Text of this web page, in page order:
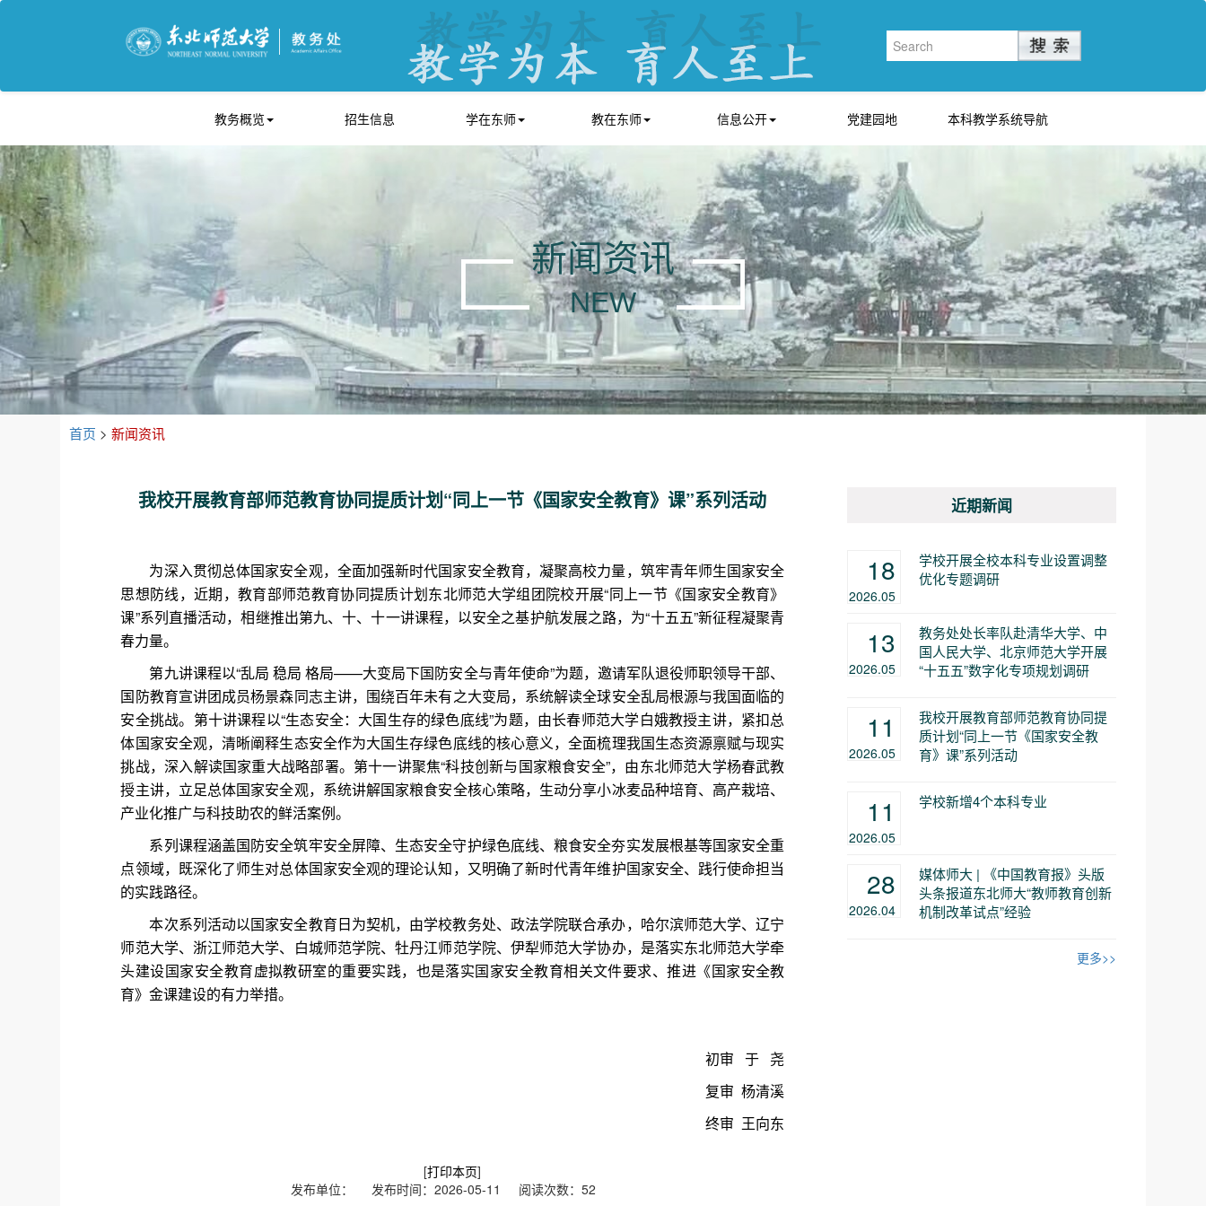
教务概览 招生信息 学在东师 教在东师 信息公开 党建园地 本科教学系统导航
新闻资讯
NEW
首页 > 新闻资讯
我校开展教育部师范教育协同提质计划“同上一节《国家安全教育》课”系列活动
为深入贯彻总体国家安全观，全面加强新时代国家安全教育，凝聚高校力量，筑牢青年师生国家安全
思想防线，近期，教育部师范教育协同提质计划东北师范大学组团院校开展“同上一节《国家安全教育》
课”系列直播活动，相继推出第九、十、十一讲课程，以安全之基护航发展之路，为“十五五”新征程凝聚青
春力量。
第九讲课程以“乱局 稳局 格局——大变局下国防安全与青年使命”为题，邀请军队退役师职领导干部、
国防教育宣讲团成员杨景森同志主讲，围绕百年未有之大变局，系统解读全球安全乱局根源与我国面临的
安全挑战。第十讲课程以“生态安全：大国生存的绿色底线”为题，由长春师范大学白娥教授主讲，紧扣总
体国家安全观，清晰阐释生态安全作为大国生存绿色底线的核心意义，全面梳理我国生态资源禀赋与现实
挑战，深入解读国家重大战略部署。第十一讲聚焦“科技创新与国家粮食安全”，由东北师范大学杨春武教
授主讲，立足总体国家安全观，系统讲解国家粮食安全核心策略，生动分享小冰麦品种培育、高产栽培、
产业化推广与科技助农的鲜活案例。
系列课程涵盖国防安全筑牢安全屏障、生态安全守护绿色底线、粮食安全夯实发展根基等国家安全重
点领域，既深化了师生对总体国家安全观的理论认知，又明确了新时代青年维护国家安全、践行使命担当
的实践路径。
本次系列活动以国家安全教育日为契机，由学校教务处、政法学院联合承办，哈尔滨师范大学、辽宁
师范大学、浙江师范大学、白城师范学院、牡丹江师范学院、伊犁师范大学协办，是落实东北师范大学牵
头建设国家安全教育虚拟教研室的重要实践，也是落实国家安全教育相关文件要求、推进《国家安全教
育》金课建设的有力举措。
初审 于 尧
复审 杨清溪
终审 王向东
[打印本页]
发布单位： 发布时间：2026-05-11 阅读次数：52
近期新闻
18
2026.05
学校开展全校本科专业设置调整
优化专题调研
13
2026.05
教务处处长率队赴清华大学、中
国人民大学、北京师范大学开展
“十五五”数字化专项规划调研
11
2026.05
我校开展教育部师范教育协同提
质计划“同上一节《国家安全教
育》课”系列活动
11
2026.05
学校新增4个本科专业
28
2026.04
媒体师大 | 《中国教育报》头版
头条报道东北师大“教师教育创新
机制改革试点”经验
更多>>